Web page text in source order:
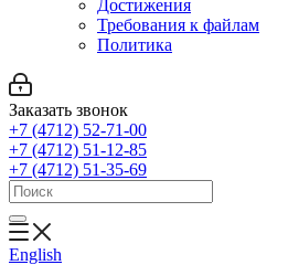
Достижения
Требования к файлам
Политика
Заказать звонок
+7 (4712) 52-71-00
+7 (4712) 51-12-85
+7 (4712) 51-35-69
English